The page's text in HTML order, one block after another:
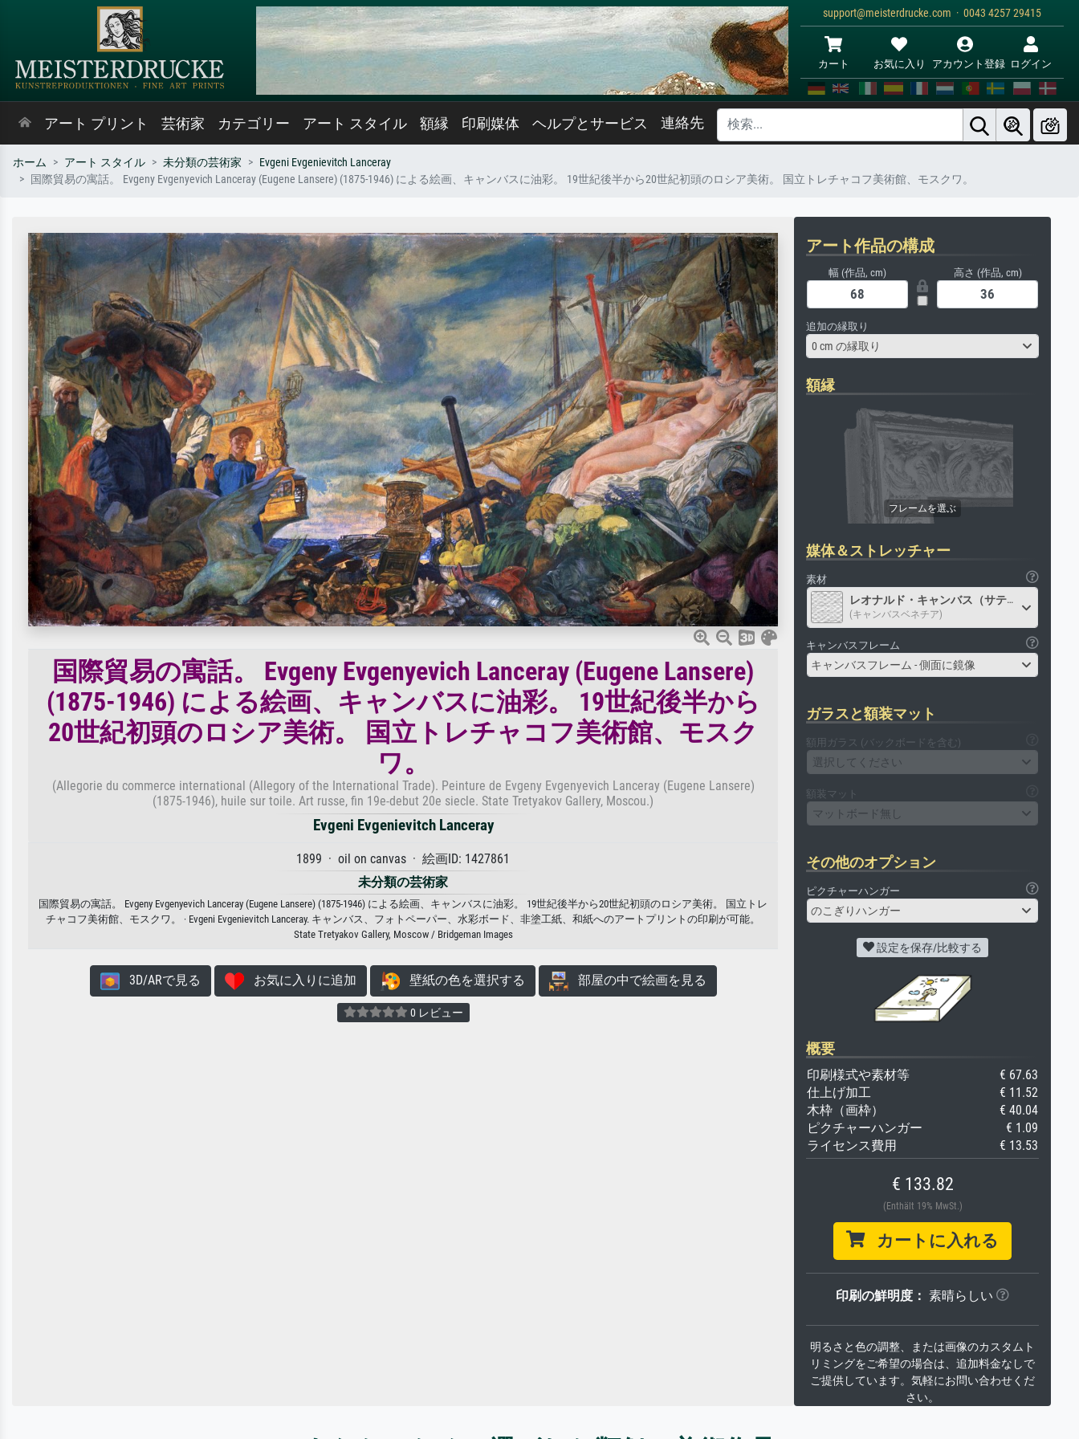
support@meisterdrucke.com · 0043 4257 29415
カート お気に入り アカウント登録 ログイン
アート プリント 芸術家 カテゴリー アート スタイル 額縁 印刷媒体 ヘルプとサービス 連絡先
ホーム アート スタイル 未分類の芸術家
Evgeni Evgenievitch Lanceray
国際貿易の寓話。 Evgeny Evgenyevich Lanceray (Eugene Lansere) (1875-1946) による絵画、キャンバスに油彩。 19世紀後半から20世紀初頭のロシア美術。 国立トレチャコフ美術館、モスクワ。
国際貿易の寓話。 Evgeny Evgenyevich Lanceray (Eugene Lansere)
(1875-1946) による絵画、キャンバスに油彩。 19世紀後半から
20世紀初頭のロシア美術。 国立トレチャコフ美術館、モスク
ワ。
(Allegorie du commerce international (Allegory of the International Trade). Peinture de Evgeny Evgenyevich Lanceray (Eugene Lansere)
(1875-1946), huile sur toile. Art russe, fin 19e-debut 20e siecle. State Tretyakov Gallery, Moscou.)
Evgeni Evgenievitch Lanceray
1899 · oil on canvas · 絵画ID: 1427861
未分類の芸術家
国際貿易の寓話。 Evgeny Evgenyevich Lanceray (Eugene Lansere) (1875-1946) による絵画、キャンバスに油彩。 19世紀後半から20世紀初頭のロシア美術。 国立トレ
チャコフ美術館、モスクワ。 · Evgeni Evgenievitch Lanceray. キャンバス、フォトペーパー、水彩ボード、非塗工紙、和紙へのアートプリントの印刷が可能。
State Tretyakov Gallery, Moscow / Bridgeman Images
3D/ARで見る お気に入りに追加 壁紙の色を選択する 部屋の中で絵画を見る
0 レビュー
アート作品の構成
幅 (作品, cm) 高さ (作品, cm)
追加の縁取り
0 cm の縁取り
額縁
媒体＆ストレッチャー
素材
レオナルド・キャンバス（サテン）
(キャンバスベネチア)
キャンバスフレーム
キャンバスフレーム - 側面に鏡像
ガラスと額装マット
額用ガラス (バックボードを含む)
選択してください
額装マット
マットボード無し
その他のオプション
ピクチャーハンガー
のこぎりハンガー
設定を保存/比較する
概要
印刷様式や素材等
€ 67.63
仕上げ加工
€ 11.52
木枠（画枠）
€ 40.04
ピクチャーハンガー
€ 1.09
ライセンス費用
€ 13.53
€ 133.82
(Enthält 19% MwSt.)
カートに入れる
印刷の鮮明度： 素晴らしい
明るさと色の調整、または画像のカスタムト
リミングをご希望の場合は、追加料金なしで
ご提供しています。気軽にお問い合わせくだ
さい。